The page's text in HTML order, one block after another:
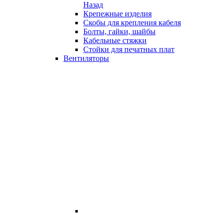
Назад
Крепежные изделия
Скобы для крепления кабеля
Болты, гайки, шайбы
Кабельные стяжки
Стойки для печатных плат
Вентиляторы